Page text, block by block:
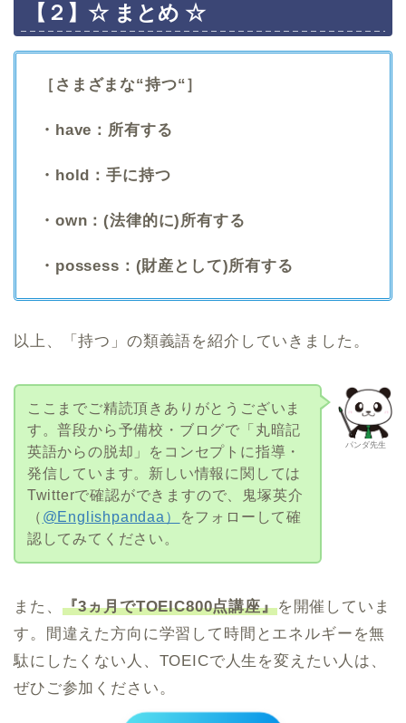
【２】☆ まとめ ☆
［さまざまな“持つ“］
・have：所有する
・hold：手に持つ
・own：(法律的に)所有する
・possess：(財産として)所有する
以上、「持つ」の類義語を紹介していきました。
パンダ先生
ここまでご精読頂きありがとうございま
す。普段から予備校・ブログで「丸暗記
英語からの脱却」をコンセプトに指導・
発信しています。新しい情報に関しては
Twitterで確認ができますので、鬼塚英介
（ @Englishpandaa）
をフォローして確
認してみてください。
また、 『3ヵ月でTOEIC800点講座』を開催していま
す。間違えた方向に学習して時間とエネルギーを無
駄にしたくない人、TOEICで人生を変えたい人は、
ぜひご参加ください。